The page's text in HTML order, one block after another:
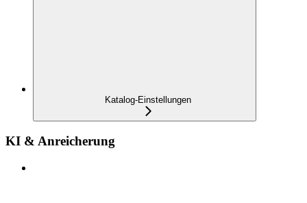
Katalog-Einstellungen
KI & Anreicherung